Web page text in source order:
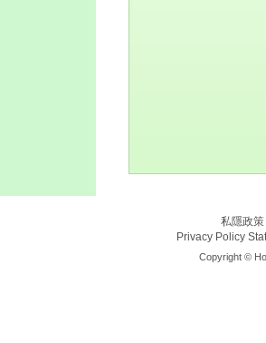
私隱政策
Privacy Policy
Copyright ©